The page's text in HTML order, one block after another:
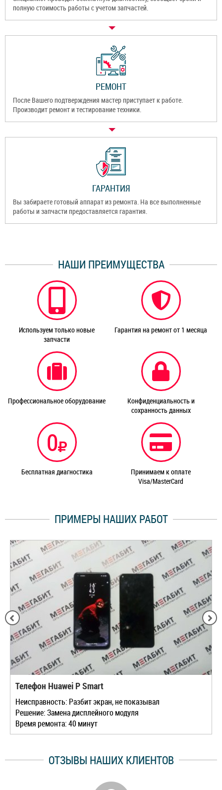
полную стоимость работы с учетом запчастей.
РЕМОНТ
После Вашего подтверждения мастер приступает к работе.
Производит ремонт и тестирование техники.
ГАРАНТИЯ
Вы забираете готовый аппарат из ремонта. На все выполненные
работы и запчасти предоставляется гарантия.
НАШИ ПРЕИМУЩЕСТВА
Используем только новые
запчасти
Гарантия на ремонт от 1 месяца
Профессиональное оборудование
Конфиденциальность и
сохранность данных
0
Бесплатная диагностика
Принимаем к оплате
Visa/MasterCard
ПРИМЕРЫ НАШИХ РАБОТ
Телефон Huawei P Smart
Неисправность: Разбит экран, не показывал
Решение: Замена дисплейного модуля
Время ремонта: 40 минут
ОТЗЫВЫ НАШИХ КЛИЕНТОВ